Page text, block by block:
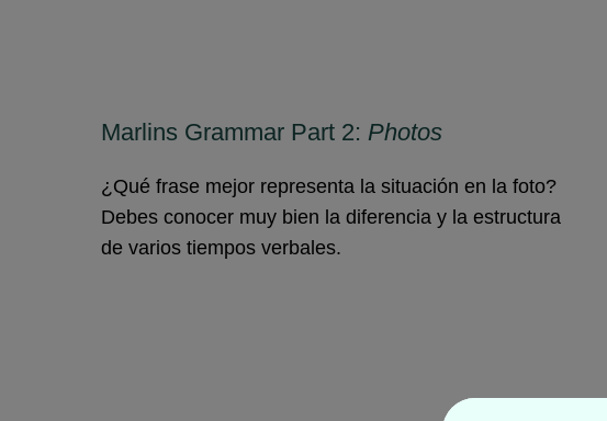
Marlins Grammar Part 2: Photos
¿Qué frase mejor representa la situación en la foto?
Debes conocer muy bien la diferencia y la estructura
de varios tiempos verbales.